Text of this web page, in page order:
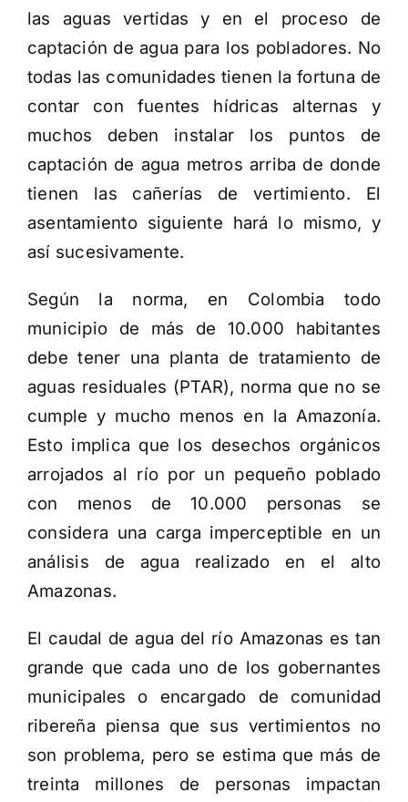
las aguas vertidas y en el proceso de
captación de agua para los pobladores. No
todas las comunidades tienen la fortuna de
contar con fuentes hídricas alternas y
muchos deben instalar los puntos de
captación de agua metros arriba de donde
tienen las cañerías de vertimiento. El
asentamiento siguiente hará lo mismo, y
así sucesivamente.
Según la norma, en Colombia todo
municipio de más de 10.000 habitantes
debe tener una planta de tratamiento de
aguas residuales (PTAR), norma que no se
cumple y mucho menos en la Amazonía.
Esto implica que los desechos orgánicos
arrojados al río por un pequeño poblado
con menos de 10.000 personas se
considera una carga imperceptible en un
análisis de agua realizado en el alto
Amazonas.
El caudal de agua del río Amazonas es tan
grande que cada uno de los gobernantes
municipales o encargado de comunidad
ribereña piensa que sus vertimientos no
son problema, pero se estima que más de
treinta millones de personas impactan